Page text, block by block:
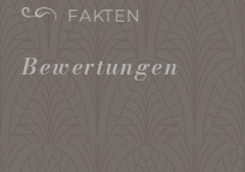
FAKTEN
Bewertungen